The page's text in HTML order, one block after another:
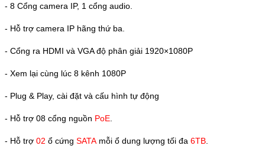
- 8 Cổng camera IP, 1 cổng audio.
- Hỗ trợ camera IP hãng thứ ba.
- Cổng ra HDMI và VGA độ phân giải 1920×1080P
- Xem lại cùng lúc 8 kênh 1080P
- Plug & Play, cài đặt và cấu hình tự động
- Hỗ trợ 08 cổng nguồn PoE
- Hỗ trợ 02 ổ cứng SATA mỗi ổ dung lượng tối đa 6TB